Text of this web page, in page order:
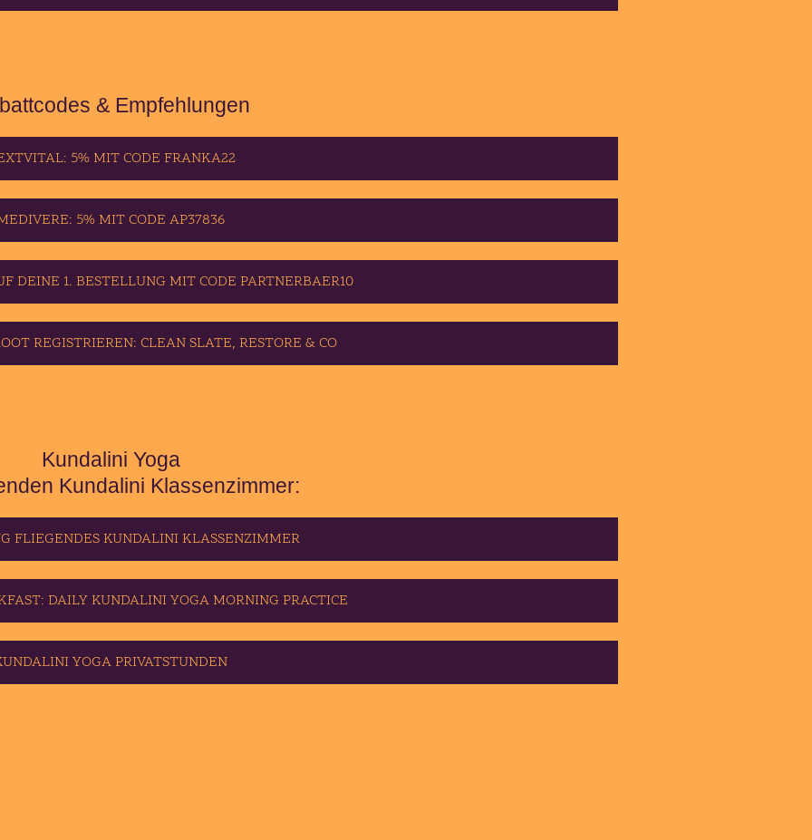
& Empfehlungen
5% MIT CODE FRANKA22
5% MIT CODE AP37836
DEINE 1. BESTELLUNG MIT CODE PARTNERBAER10
REGISTRIEREN: CLEAN SLATE, RESTORE & CO
Kundalini Yoga
Kundalini Klassenzimmer:
FLIEGENDES KUNDALINI KLASSENZIMMER
DAILY KUNDALINI YOGA MORNING PRACTICE
YOGA PRIVATSTUNDEN